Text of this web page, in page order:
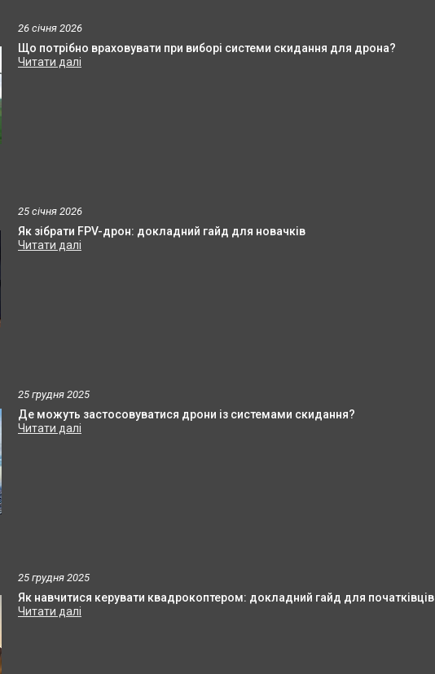
26 січня 2026
Що потрібно враховувати при виборі системи скидання для дрона?
25 січня 2026
Як зібрати FPV-дрон: докладний гайд для новачків
25 грудня 2025
Де можуть застосовуватися дрони із системами скидання?
25 грудня 2025
Як навчитися керувати квадрокоптером: докладний гайд для початківців